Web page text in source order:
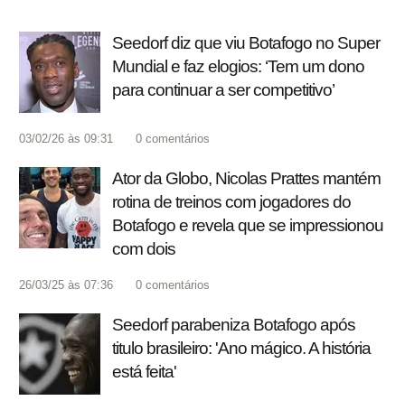
Seedorf diz que viu Botafogo no Super
Mundial e faz elogios: ‘Tem um dono
para continuar a ser competitivo’
03/02/26 às 09:31 0 comentários
Ator da Globo, Nicolas Prattes mantém
rotina de treinos com jogadores do
Botafogo e revela que se impressionou
com dois
26/03/25 às 07:36 0 comentários
Seedorf parabeniza Botafogo após
titulo brasileiro: 'Ano mágico. A história
está feita'